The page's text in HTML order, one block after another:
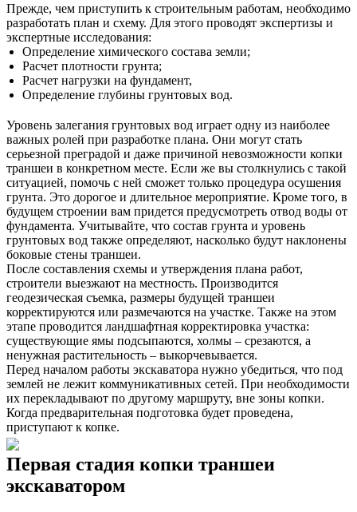
Прежде, чем приступить к строительным работам, необходимо
разработать план и схему. Для этого проводят экспертизы и
экспертные исследования:
Определение химического состава земли;
Расчет плотности грунта;
Расчет нагрузки на фундамент,
Определение глубины грунтовых вод.
Уровень залегания грунтовых вод играет одну из наиболее
важных ролей при разработке плана. Они могут стать
серьезной преградой и даже причиной невозможности копки
траншеи в конкретном месте. Если же вы столкнулись с такой
ситуацией, помочь с ней сможет только процедура осушения
грунта. Это дорогое и длительное мероприятие. Кроме того, в
будущем строении вам придется предусмотреть отвод воды от
фундамента. Учитывайте, что состав грунта и уровень
грунтовых вод также определяют, насколько будут наклонены
боковые стены траншеи.
После составления схемы и утверждения плана работ,
строители выезжают на местность. Производится
геодезическая съемка, размеры будущей траншеи
корректируются или размечаются на участке. Также на этом
этапе проводится ландшафтная корректировка участка:
существующие ямы подсыпаются, холмы – срезаются, а
ненужная растительность – выкорчевывается.
Перед началом работы экскаватора нужно убедиться, что под
землей не лежит коммуникативных сетей. При необходимости
их перекладывают по другому маршруту, вне зоны копки.
Когда предварительная подготовка будет проведена,
приступают к копке.
Первая стадия копки траншеи
экскаватором